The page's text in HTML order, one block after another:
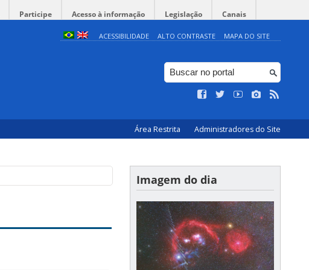
Participe Acesso à informação Legislação Canais
ACESSIBILIDADE ALTO CONTRASTE MAPA DO SITE
Área Restrita Administradores do Site
Imagem do dia